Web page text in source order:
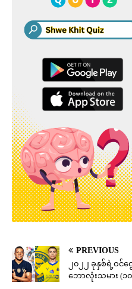
PREVIOUS
၂၀၂၂ ခုနှစ်ရဲ့ဝင်
ဘောလုံးသမား (၁၀